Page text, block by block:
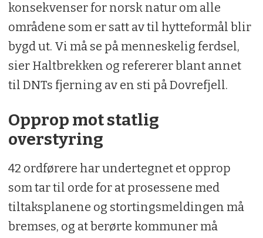
konsekvenser for norsk natur om alle
områdene som er satt av til hytteformål blir
bygd ut. Vi må se på menneskelig ferdsel,
sier Haltbrekken og refererer blant annet
til DNTs fjerning av en sti på Dovrefjell.
Opprop mot statlig
overstyring
42 ordførere har undertegnet et opprop
som tar til orde for at prosessene med
tiltaksplanene og stortingsmeldingen må
bremses, og at berørte kommuner må